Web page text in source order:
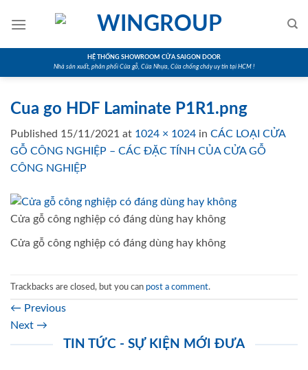
HỆ THỐNG SHOWROOM CỬA SAIGON DOOR
Nhà sản xuất, phân phối Cửa gỗ, Cửa Nhựa, Cửa chống cháy uy tín tại HCM !
Cua go HDF Laminate P1R1.png
Published 15/11/2021 at 1024 × 1024 in CÁC LOẠI CỬA
GỖ CÔNG NGHIỆP – CÁC ĐẶC TÍNH CỦA CỬA GỖ
CÔNG NGHIỆP
Cửa gỗ công nghiệp có đáng dùng hay không
Cửa gỗ công nghiệp có đáng dùng hay không
Trackbacks are closed, but you can post a comment.
← Previous
Next →
TIN TỨC - SỰ KIỆN MỚI ĐƯA